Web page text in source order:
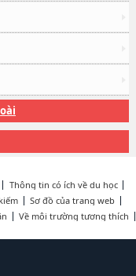
Thông tin có ích về du học
Sơ đồ của trang web
Về môi trường tương thích